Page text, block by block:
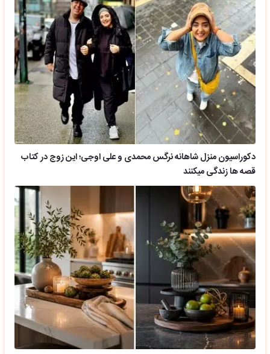
دکوراسیون منزل شاهانه نرگس محمدی و علی اوجی؛ این زوج در کتاب
قصه ها زندگی میکنند